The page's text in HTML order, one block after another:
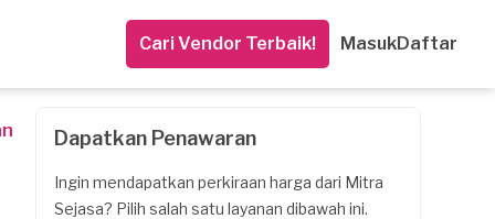
Cari Vendor Terbaik! MasukDaftar
Dapatkan Penawaran
Ingin mendapatkan perkiraan harga dari Mitra
Sejasa? Pilih salah satu layanan dibawah ini.